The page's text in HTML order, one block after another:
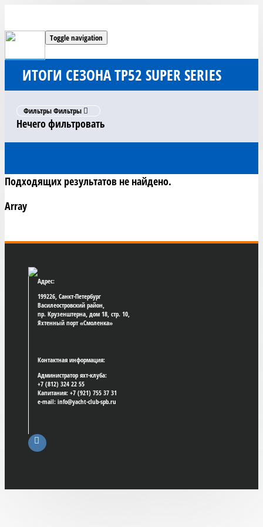
Toggle navigation
ИТОГИ СЕЗОНА TP52 SUPER SERIES
ФильтрыФильтры
Нечего фильтровать
Подходящих результатов не найдено.
Array
Адрес:
199226, Санкт-Петербург
Василеостровский район,
пр. Крузенштерна, дом 18, стр. 10,
Яхтенный порт «Смоленка»
Контактная информация:
Администратор яхт-клуба:
+7 (812) 324 22 55
Капитания: +7 (921) 755 37 31
e-mail: info@yacht-club-spb.ru